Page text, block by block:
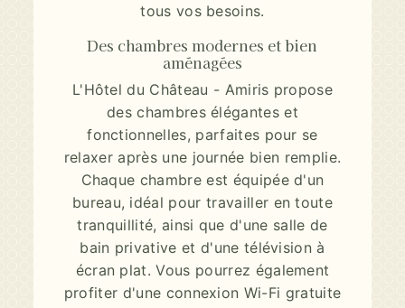
tous vos besoins.
Des chambres modernes et bien
aménagées
L'Hôtel du Château - Amiris propose
des chambres élégantes et
fonctionnelles, parfaites pour se
relaxer après une journée bien remplie.
Chaque chambre est équipée d'un
bureau, idéal pour travailler en toute
tranquillité, ainsi que d'une salle de
bain privative et d'une télévision à
écran plat. Vous pourrez également
profiter d'une connexion Wi-Fi gratuite